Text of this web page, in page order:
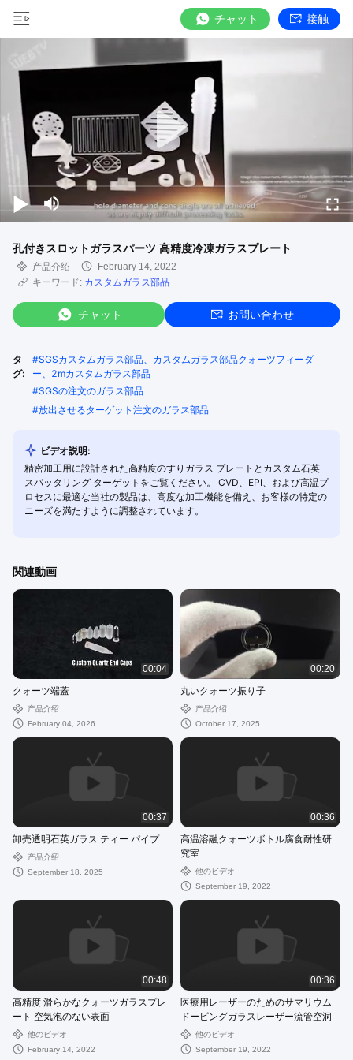
チャット 接触
孔付きスロットガラスパーツ 高精度冷凍ガラスプレート
产品介绍
February 14, 2022
キーワード: カスタムガラス部品
チャット お問い合わせ
タ
グ:
#SGSカスタムガラス部品、カスタムガラス部品クォーツフィーダ
ー、2mカスタムガラス部品
#SGSの注文のガラス部品
#放出させるターゲット注文のガラス部品
ビデオ説明:
精密加工用に設計された高精度のすりガラス プレートとカスタム石英
スパッタリング ターゲットをご覧ください。 CVD、EPI、および高温プ
ロセスに最適な当社の製品は、高度な加工機能を備え、お客様の特定の
ニーズを満たすように調整されています。
関連動画
00:04
クォーツ端蓋
产品介绍
February 04, 2026
00:20
丸いクォーツ振り子
产品介绍
October 17, 2025
00:37
卸売透明石英ガラス ティー パイプ
产品介绍
September 18, 2025
00:36
高温溶融クォーツボトル腐食耐性研
究室
他のビデオ
September 19, 2022
00:48
高精度 滑らかなクォーツガラスプレ
ート 空気泡のない表面
他のビデオ
February 14, 2022
00:36
医療用レーザーのためのサマリウム
ドーピングガラスレーザー流管空洞
他のビデオ
September 19, 2022